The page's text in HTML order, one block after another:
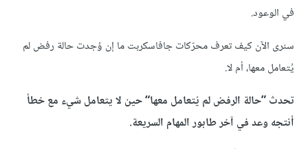
في الوعود.
سنرى الآن كيف تعرف محرّكات جافاسكربت ما إن وُجدت حالة رفض لم
يُتعامل معها، أم لا.
تحدث ”حالة الرفض لم يُتعامل معها“ حين لا يتعامل شيء مع خطأ
أنتجه وعد في آخر طابور المهام السريعة.